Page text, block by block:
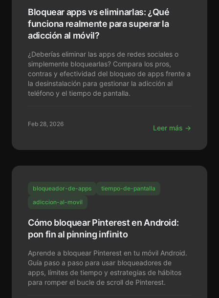
Bloquear apps vs eliminarlas: ¿Qué
funciona realmente para superar la
adicción al móvil?
¿Deberías eliminar las apps de redes sociales o
simplemente bloquearlas? Compara los pros,
contras y efectividad del bloqueo de apps frente a
la desinstalación para gestionar la adicción al
teléfono y el tiempo de pantalla.
Feb 28, 2026 Leer más →
bloqueador-de-apps
tiempo-de-pantalla
adiccion-al-movil
Cómo bloquear Pinterest en Android:
pon fin al pinning infinito
Aprende a bloquear Pinterest en tu móvil Android.
Guía paso a paso para usar bloqueadores de
apps, límites de tiempo y estrategias de hábitos
para romper el bucle de scroll de Pinterest.